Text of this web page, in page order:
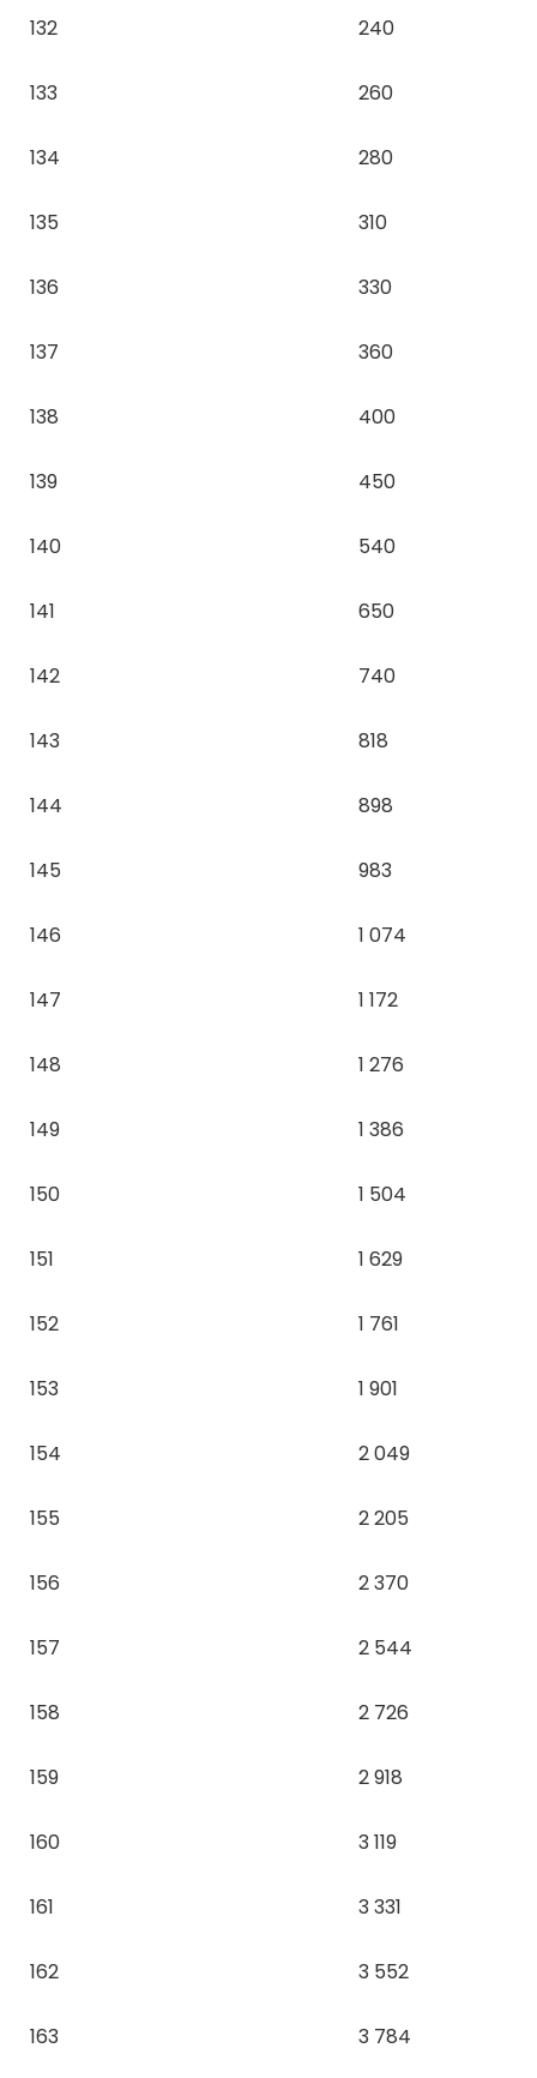
132 240
133 260
134 280
135 310
136 330
137 360
138 400
139 450
140 540
141 650
142 740
143 818
144 898
145 983
146 1 074
147 1 172
148 1 276
149 1 386
150 1 504
151 1 629
152 1 761
153 1 901
154 2 049
155 2 205
156 2 370
157 2 544
158 2 726
159 2 918
160 3 119
161 3 331
162 3 552
163 3 784